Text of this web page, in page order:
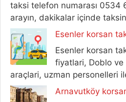
taksi telefon numarası 0534
arayın, dakikalar içinde
Esenler korsan
Esenler korsan
fiyatlari, Doblo ve
araçlari, uzman personelleri
Arnavutköy